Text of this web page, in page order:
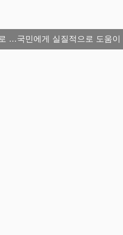
…국민에게 실질적으로 도움이